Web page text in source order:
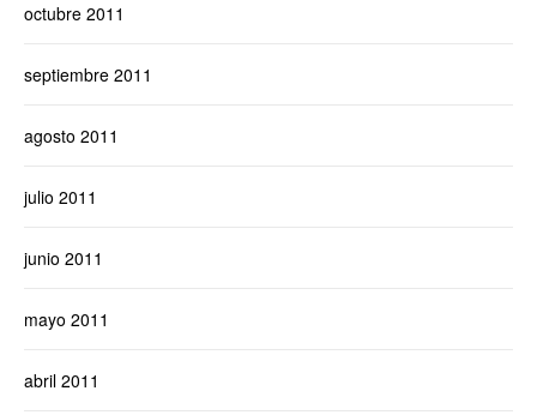
octubre 2011
septiembre 2011
agosto 2011
julio 2011
junio 2011
mayo 2011
abril 2011